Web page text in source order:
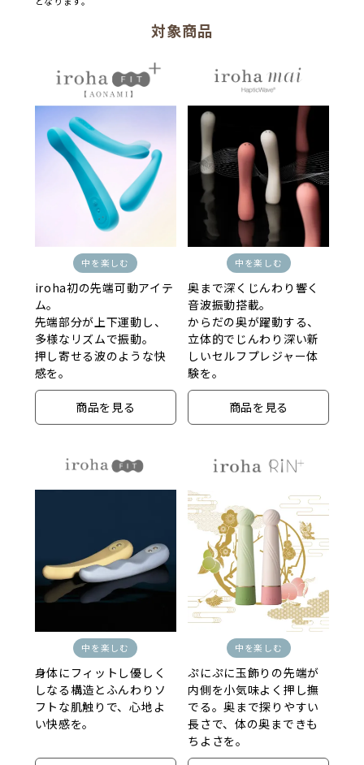
対象商品
中を楽しむ
iroha初の先端可動アイテ
ム。
先端部分が上下運動し、
多様なリズムで振動。
押し寄せる波のような快
感を。
商品を見る
中を楽しむ
奥まで深くじんわり響く
音波振動搭載。
からだの奥が躍動する、
立体的でじんわり深い新
しいセルフプレジャー体
験を。
商品を見る
中を楽しむ
身体にフィットし優しく
しなる構造とふんわりソ
フトな肌触りで、心地よ
い快感を。
中を楽しむ
ぷにぷに玉飾りの先端が
内側を小気味よく押し撫
でる。奥まで探りやすい
長さで、体の奥まできも
ちよさを。